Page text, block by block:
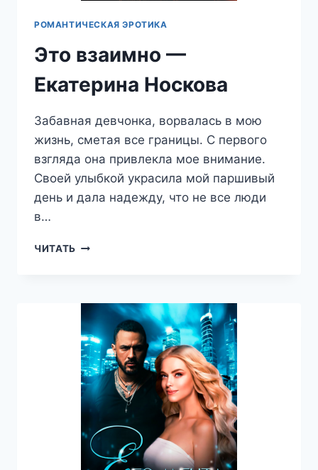
РОМАНТИЧЕСКАЯ ЭРОТИКА
Это взаимно —
Екатерина Носкова
Забавная девчонка, ворвалась в мою
жизнь, сметая все границы. С первого
взгляда она привлекла мое внимание.
Своей улыбкой украсила мой паршивый
день и дала надежду, что не все люди
в…
ЧИТАТЬ ЭТО
НОСКОВА